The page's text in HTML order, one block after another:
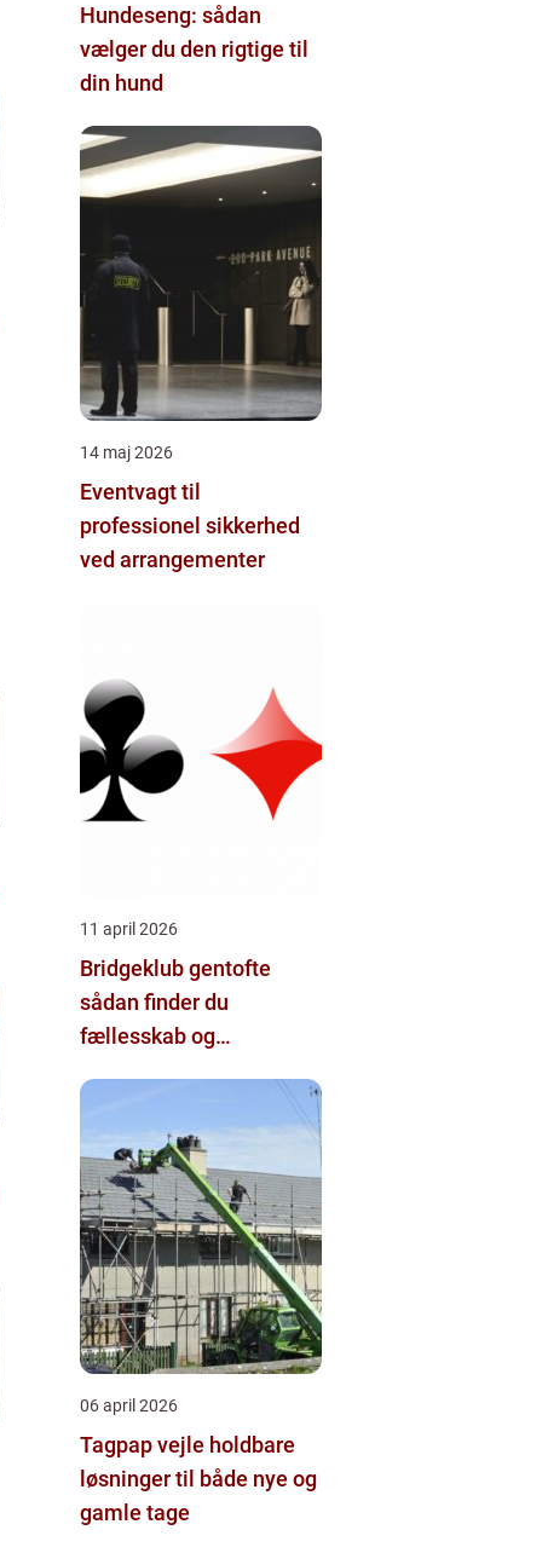
Hundeseng: sådan
vælger du den rigtige til
din hund
14 maj 2026
Eventvagt til
professionel sikkerhed
ved arrangementer
11 april 2026
Bridgeklub gentofte
sådan finder du
fællesskab og
06 april 2026
Tagpap vejle holdbare
løsninger til både nye og
gamle tage